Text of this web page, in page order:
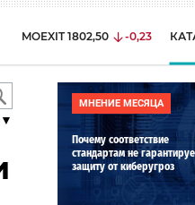
MOEXIT 1802,50 -0,23
МНЕНИЕ МЕСЯЦА
Почему соответствие
стандартам не
защиту от киберугроз